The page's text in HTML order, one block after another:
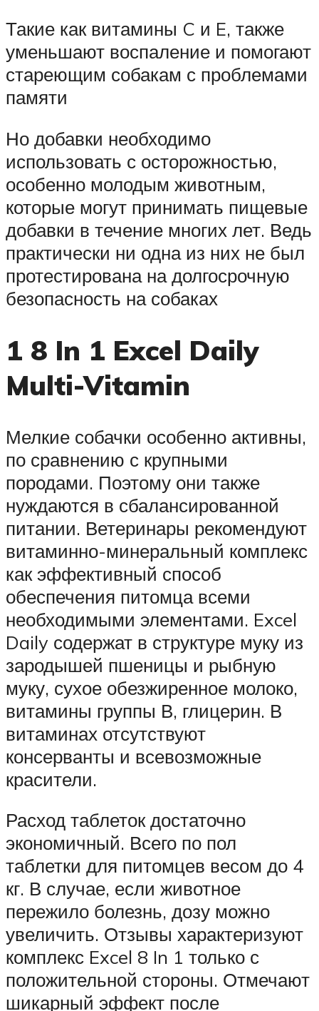
Такие как витамины C и E, также
уменьшают воспаление и помогают
стареющим собакам с проблемами
памяти
Но добавки необходимо
использовать с осторожностью,
особенно молодым животным,
которые могут принимать пищевые
добавки в течение многих лет. Ведь
практически ни одна из них не был
протестирована на долгосрочную
безопасность на собаках
1 8 In 1 Excel Daily
Multi-Vitamin
Мелкие собачки особенно активны,
по сравнению с крупными
породами. Поэтому они также
нуждаются в сбалансированной
питании. Ветеринары рекомендуют
витаминно-минеральный комплекс
как эффективный способ
обеспечения питомца всеми
необходимыми элементами. Excel
Daily содержат в структуре муку из
зародышей пшеницы и рыбную
муку, сухое обезжиренное молоко,
витамины группы В, глицерин. В
витаминах отсутствуют
консерванты и всевозможные
красители.
Расход таблеток достаточно
экономичный. Всего по пол
таблетки для питомцев весом до 4
кг. В случае, если животное
пережило болезнь, дозу можно
увеличить. Отзывы характеризуют
комплекс Excel 8 In 1 только с
положительной стороны. Отмечают
шикарный эффект после